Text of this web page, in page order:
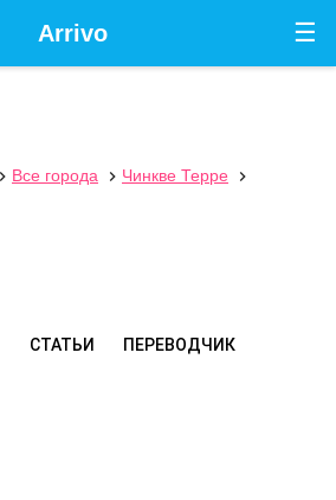
☰
Arrivo
 Все города  Чинкве Терре

СТАТЬИ ПЕРЕВОДЧИК